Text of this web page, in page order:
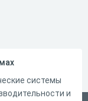
системы
и